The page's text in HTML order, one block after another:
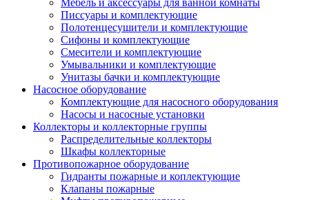
Мебель и аксессуары для ванной комнаты
Писсуары и комплектующие
Полотенцесушители и комплектующие
Сифоны и комплектующие
Смесители и комплектующие
Умывальники и комплектующие
Унитазы бачки и комплектующие
Насосное оборудование
Комплектующие для насосного оборудования
Насосы и насосные установки
Коллекторы и коллекторные группы
Распределительные коллекторы
Шкафы коллекторные
Противопожарное оборудование
Гидранты пожарные и коплектующие
Клапаны пожарные